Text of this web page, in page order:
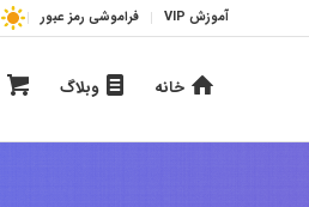
آموزش VIP فراموشی رمز عبور
خانه وبلاگ